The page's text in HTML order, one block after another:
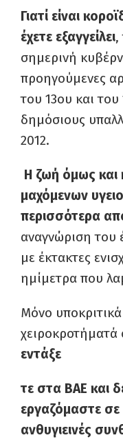
Γιατί είναι
έχετε εξαγγείλει,
σημερινή
προηγούμενες
του 13ου και
δημόσιους
2012.
H ζωή όμως
μαχόμενων
περισσότερα
αναγνώριση του
με έκτακτες
ημίμετρα που
Μόνο
χειροκροτήματά
εντάξε
τε στα ΒΑΕ και
εργαζόμαστε σε
ανθυγιεινές